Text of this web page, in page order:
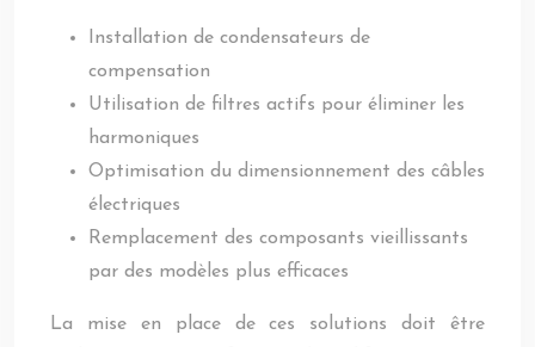
Installation de condensateurs de
compensation
Utilisation de filtres actifs pour éliminer les
harmoniques
Optimisation du dimensionnement des câbles
électriques
Remplacement des composants vieillissants
par des modèles plus efficaces
La mise en place de ces solutions doit être